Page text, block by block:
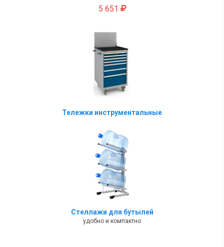
5 651
Тележки инструментальные
Стеллажи для бутылей
удобно и компактно